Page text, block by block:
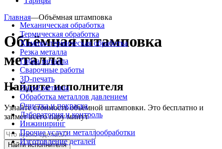
Механическая обработка
Термическая обработка
Химико-термическая обработка
Резка металла
Гибка металла
Сварочные работы
3D-печать
Литьё металла
Обработка металлов давлением
Очистка и покраска
Лаборатория и контроль
Инжиниринг
Прочие услуги металлообработки
Изготовление деталей
Главная—Объёмная штамповка
Объёмная штамповка
металла
Найдите исполнителя
Узнайте стоимость объёмной штамповки. Это бесплатно и
займет всего пару минут
Найти исполнителя